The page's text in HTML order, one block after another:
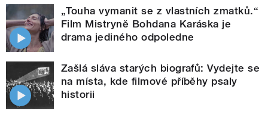
„Touha vymanit se z vlastních zmatků.“
Film Mistryně Bohdana Karáska je
drama jediného odpoledne
Zašlá sláva starých biografů: Vydejte se
na místa, kde filmové příběhy psaly
historii